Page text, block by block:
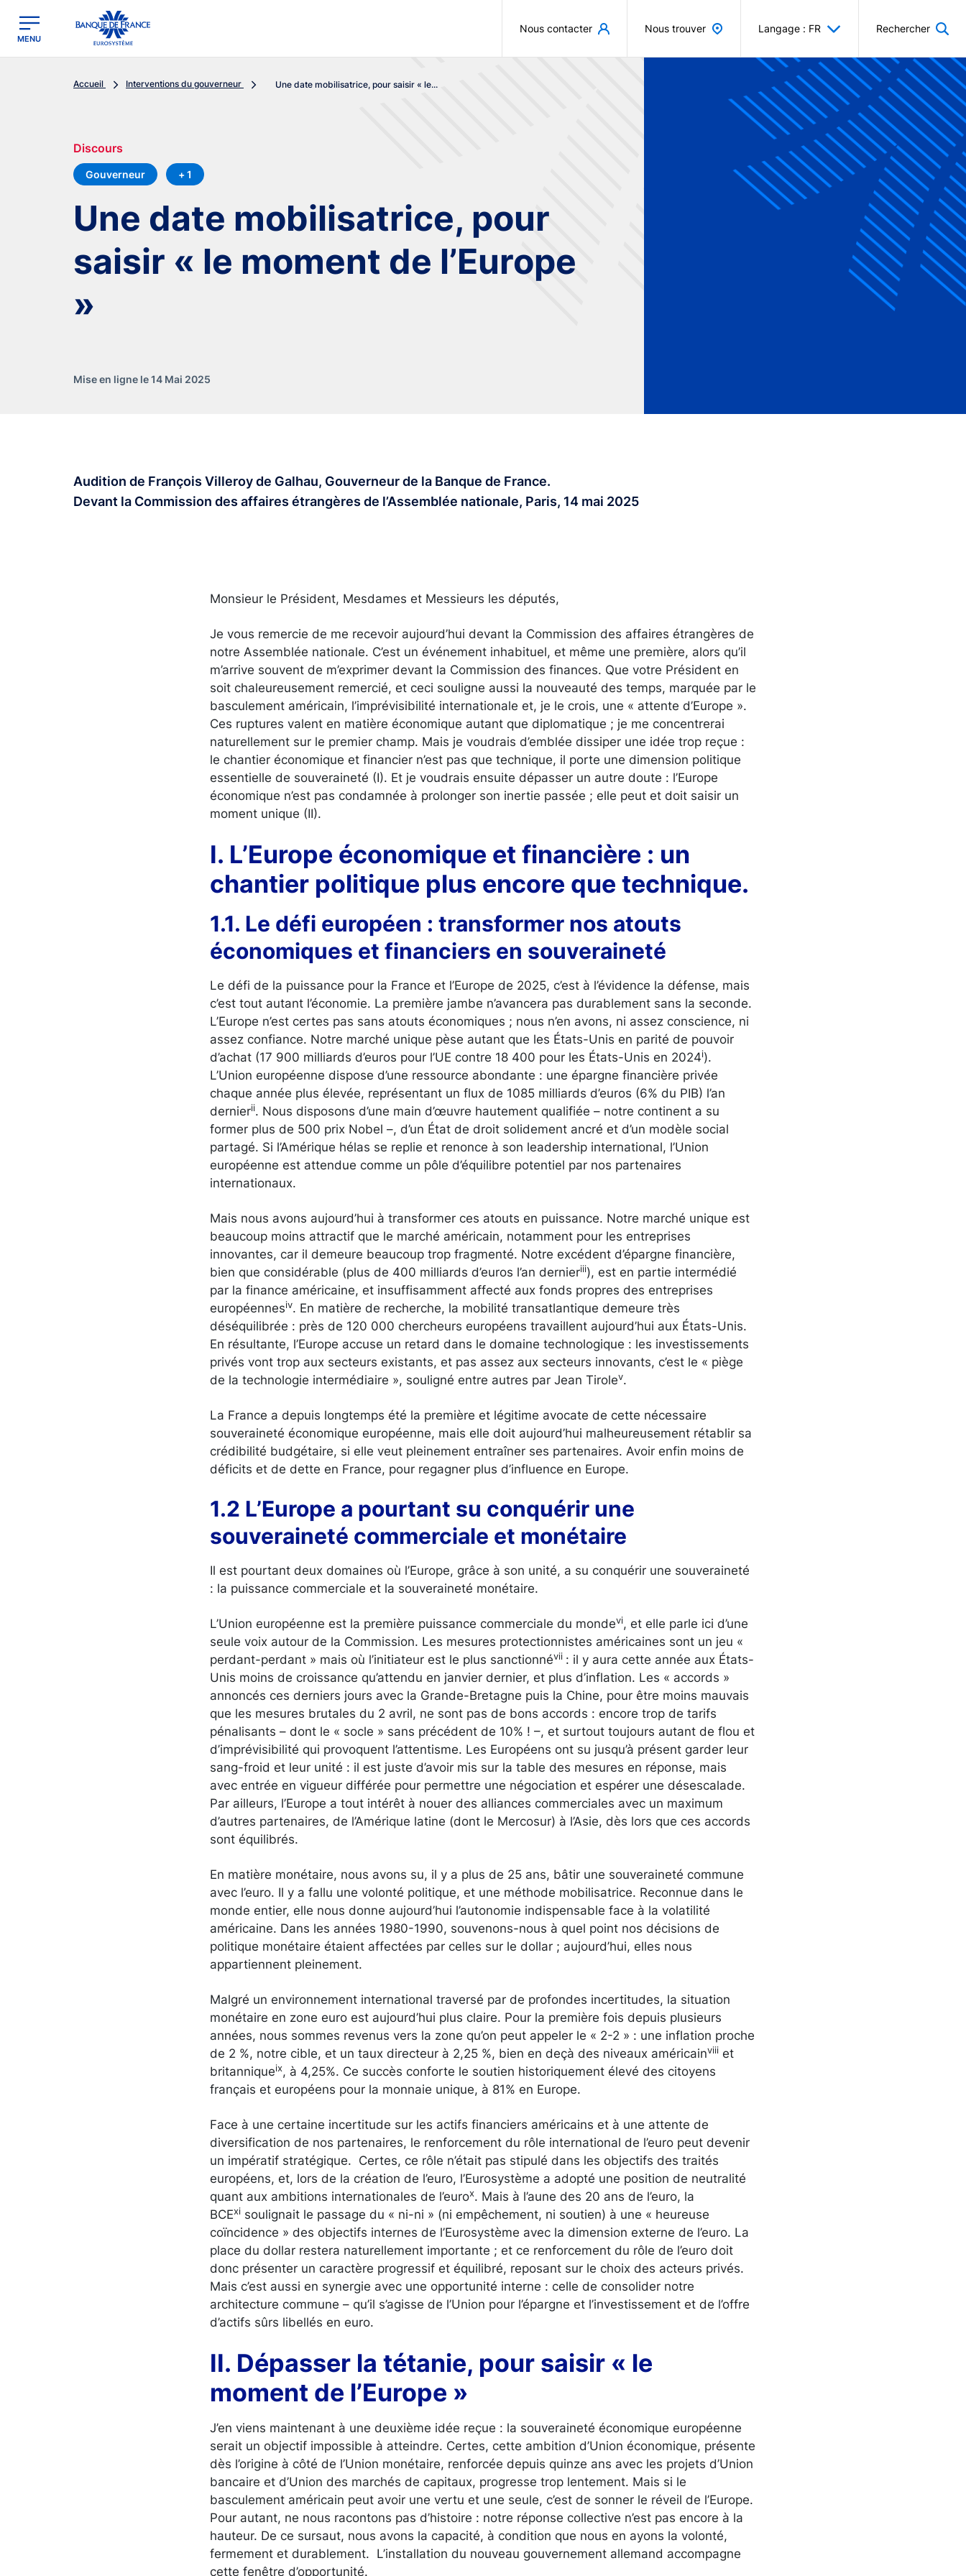
Banque de France - Menu Principal
MENU
Nous contacter Nous trouver Langage : FR Rechercher
Accueil Interventions du gouverneur Une date mobilisatrice, pour saisir « le...
Discours
Gouverneur + 1
Une date mobilisatrice, pour
saisir « le moment de l’Europe
»
Mise en ligne le 14 Mai 2025
Audition de François Villeroy de Galhau, Gouverneur de la Banque de France.
Devant la Commission des affaires étrangères de l’Assemblée nationale, Paris, 14 mai 2025
Monsieur le Président, Mesdames et Messieurs les députés,
Je vous remercie de me recevoir aujourd’hui devant la Commission des affaires étrangères de
notre Assemblée nationale. C’est un événement inhabituel, et même une première, alors qu’il
m’arrive souvent de m’exprimer devant la Commission des finances. Que votre Président en
soit chaleureusement remercié, et ceci souligne aussi la nouveauté des temps, marquée par le
basculement américain, l’imprévisibilité internationale et, je le crois, une « attente d’Europe ».
Ces ruptures valent en matière économique autant que diplomatique ; je me concentrerai
naturellement sur le premier champ. Mais je voudrais d’emblée dissiper une idée trop reçue :
le chantier économique et financier n’est pas que technique, il porte une dimension politique
essentielle de souveraineté (I). Et je voudrais ensuite dépasser un autre doute : l’Europe
économique n’est pas condamnée à prolonger son inertie passée ; elle peut et doit saisir un
moment unique (II).
I. L’Europe économique et financière : un
chantier politique plus encore que technique.
1.1. Le défi européen : transformer nos atouts
économiques et financiers en souveraineté
Le défi de la puissance pour la France et l’Europe de 2025, c’est à l’évidence la défense, mais
c’est tout autant l’économie. La première jambe n’avancera pas durablement sans la seconde.
L’Europe n’est certes pas sans atouts économiques ; nous n’en avons, ni assez conscience, ni
assez confiance. Notre marché unique pèse autant que les États-Unis en parité de pouvoir
d’achat (17 900 milliards d’euros pour l’UE contre 18 400 pour les États-Unis en 2024i).
L’Union européenne dispose d’une ressource abondante : une épargne financière privée
chaque année plus élevée, représentant un flux de 1085 milliards d’euros (6% du PIB) l’an
dernierii. Nous disposons d’une main d’œuvre hautement qualifiée – notre continent a su
former plus de 500 prix Nobel –, d’un État de droit solidement ancré et d’un modèle social
partagé. Si l’Amérique hélas se replie et renonce à son leadership international, l’Union
européenne est attendue comme un pôle d’équilibre potentiel par nos partenaires
internationaux.
Mais nous avons aujourd’hui à transformer ces atouts en puissance. Notre marché unique est
beaucoup moins attractif que le marché américain, notamment pour les entreprises
innovantes, car il demeure beaucoup trop fragmenté. Notre excédent d’épargne financière,
bien que considérable (plus de 400 milliards d’euros l’an dernieriii), est en partie intermédié
par la finance américaine, et insuffisamment affecté aux fonds propres des entreprises
européennesiv. En matière de recherche, la mobilité transatlantique demeure très
déséquilibrée : près de 120 000 chercheurs européens travaillent aujourd’hui aux États-Unis.
En résultante, l’Europe accuse un retard dans le domaine technologique : les investissements
privés vont trop aux secteurs existants, et pas assez aux secteurs innovants, c’est le « piège
de la technologie intermédiaire », souligné entre autres par Jean Tirolev.
La France a depuis longtemps été la première et légitime avocate de cette nécessaire
souveraineté économique européenne, mais elle doit aujourd’hui malheureusement rétablir sa
crédibilité budgétaire, si elle veut pleinement entraîner ses partenaires. Avoir enfin moins de
déficits et de dette en France, pour regagner plus d’influence en Europe.
1.2 L’Europe a pourtant su conquérir une
souveraineté commerciale et monétaire
Il est pourtant deux domaines où l’Europe, grâce à son unité, a su conquérir une souveraineté
: la puissance commerciale et la souveraineté monétaire.
L’Union européenne est la première puissance commerciale du mondevi, et elle parle ici d’une
seule voix autour de la Commission. Les mesures protectionnistes américaines sont un jeu «
perdant-perdant » mais où l’initiateur est le plus sanctionnévii : il y aura cette année aux États-
Unis moins de croissance qu’attendu en janvier dernier, et plus d’inflation. Les « accords »
annoncés ces derniers jours avec la Grande-Bretagne puis la Chine, pour être moins mauvais
que les mesures brutales du 2 avril, ne sont pas de bons accords : encore trop de tarifs
pénalisants – dont le « socle » sans précédent de 10% ! –, et surtout toujours autant de flou et
d’imprévisibilité qui provoquent l’attentisme. Les Européens ont su jusqu’à présent garder leur
sang-froid et leur unité : il est juste d’avoir mis sur la table des mesures en réponse, mais
avec entrée en vigueur différée pour permettre une négociation et espérer une désescalade.
Par ailleurs, l’Europe a tout intérêt à nouer des alliances commerciales avec un maximum
d’autres partenaires, de l’Amérique latine (dont le Mercosur) à l’Asie, dès lors que ces accords
sont équilibrés.
En matière monétaire, nous avons su, il y a plus de 25 ans, bâtir une souveraineté commune
avec l’euro. Il y a fallu une volonté politique, et une méthode mobilisatrice. Reconnue dans le
monde entier, elle nous donne aujourd’hui l’autonomie indispensable face à la volatilité
américaine. Dans les années 1980-1990, souvenons-nous à quel point nos décisions de
politique monétaire étaient affectées par celles sur le dollar ; aujourd’hui, elles nous
appartiennent pleinement.
Malgré un environnement international traversé par de profondes incertitudes, la situation
monétaire en zone euro est aujourd’hui plus claire. Pour la première fois depuis plusieurs
années, nous sommes revenus vers la zone qu’on peut appeler le « 2-2 » : une inflation proche
de 2 %, notre cible, et un taux directeur à 2,25 %, bien en deçà des niveaux américainviii et
britanniqueix, à 4,25%. Ce succès conforte le soutien historiquement élevé des citoyens
français et européens pour la monnaie unique, à 81% en Europe.
Face à une certaine incertitude sur les actifs financiers américains et à une attente de
diversification de nos partenaires, le renforcement du rôle international de l’euro peut devenir
un impératif stratégique. Certes, ce rôle n’était pas stipulé dans les objectifs des traités
européens, et, lors de la création de l’euro, l’Eurosystème a adopté une position de neutralité
quant aux ambitions internationales de l’eurox. Mais à l’aune des 20 ans de l’euro, la
BCExi soulignait le passage du « ni-ni » (ni empêchement, ni soutien) à une « heureuse
coïncidence » des objectifs internes de l’Eurosystème avec la dimension externe de l’euro. La
place du dollar restera naturellement importante ; et ce renforcement du rôle de l’euro doit
donc présenter un caractère progressif et équilibré, reposant sur le choix des acteurs privés.
Mais c’est aussi en synergie avec une opportunité interne : celle de consolider notre
architecture commune – qu’il s’agisse de l’Union pour l’épargne et l’investissement et de l’offre
d’actifs sûrs libellés en euro.
II. Dépasser la tétanie, pour saisir « le
moment de l’Europe »
J’en viens maintenant à une deuxième idée reçue : la souveraineté économique européenne
serait un objectif impossible à atteindre. Certes, cette ambition d’Union économique, présente
dès l’origine à côté de l’Union monétaire, renforcée depuis quinze ans avec les projets d’Union
bancaire et d’Union des marchés de capitaux, progresse trop lentement. Mais si le
basculement américain peut avoir une vertu et une seule, c’est de sonner le réveil de l’Europe.
Pour autant, ne nous racontons pas d’histoire : notre réponse collective n’est pas encore à la
hauteur. De ce sursaut, nous avons la capacité, à condition que nous en ayons la volonté,
fermement et durablement. L’installation du nouveau gouvernement allemand accompagne
cette fenêtre d’opportunité.